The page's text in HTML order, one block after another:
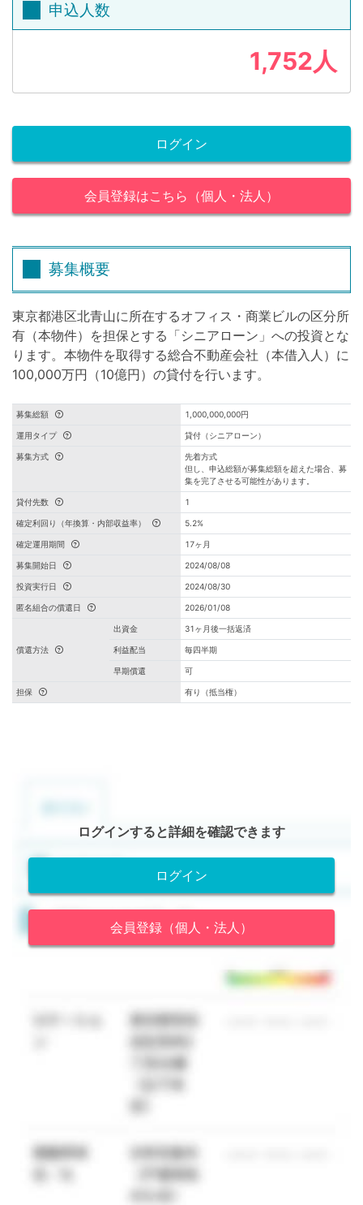
申込人数
1,752人
ログイン
会員登録はこちら（個人・法人）
募集概要
東京都港区北青山に所在するオフィス・商業ビルの区分所
有（本物件）を担保とする「シニアローン」への投資とな
ります。本物件を取得する総合不動産会社（本借入人）に
100,000万円（10億円）の貸付を行います。
募集総額 1,000,000,000円
運用タイプ 貸付（シニアローン）
募集方式
先着方式
但し、申込総額が募集総額を超えた場合、募
集を完了させる可能性があります。
貸付先数 1
確定利回り（年換算・内部収益率） 5.2%
確定運用期間 17ヶ月
募集開始日 2024/08/08
投資実行日 2024/08/30
匿名組合の償還日 2026/01/08
償還方法
出資金 31ヶ月後一括返済
利益配当 毎四半期
早期償還 可
担保 有り（抵当権）
ログインすると詳細を確認できます
ログイン
会員登録（個人・法人）